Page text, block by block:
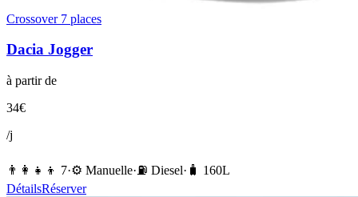
Crossover 7 places
Dacia Jogger
à partir de
34€
/j
👨‍👩‍👧‍👦 7·⚙️ Manuelle·⛽️ Diesel· 🧳 160L
DétailsRéserver